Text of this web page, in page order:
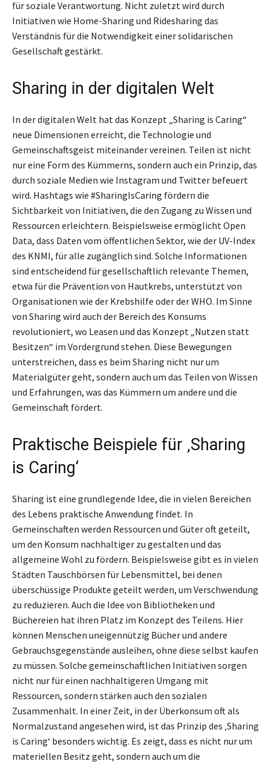
für soziale Verantwortung. Nicht zuletzt wird durch
Initiativen wie Home-Sharing und Ridesharing das
Verständnis für die Notwendigkeit einer solidarischen
Gesellschaft gestärkt.
Sharing in der digitalen Welt
In der digitalen Welt hat das Konzept „Sharing is Caring“
neue Dimensionen erreicht, die Technologie und
Gemeinschaftsgeist miteinander vereinen. Teilen ist nicht
nur eine Form des Kümmerns, sondern auch ein Prinzip, das
durch soziale Medien wie Instagram und Twitter befeuert
wird. Hashtags wie #SharingIsCaring fördern die
Sichtbarkeit von Initiativen, die den Zugang zu Wissen und
Ressourcen erleichtern. Beispielsweise ermöglicht Open
Data, dass Daten vom öffentlichen Sektor, wie der UV-Index
des KNMI, für alle zugänglich sind. Solche Informationen
sind entscheidend für gesellschaftlich relevante Themen,
etwa für die Prävention von Hautkrebs, unterstützt von
Organisationen wie der Krebshilfe oder der WHO. Im Sinne
von Sharing wird auch der Bereich des Konsums
revolutioniert, wo Leasen und das Konzept „Nutzen statt
Besitzen“ im Vordergrund stehen. Diese Bewegungen
unterstreichen, dass es beim Sharing nicht nur um
Materialgüter geht, sondern auch um das Teilen von Wissen
und Erfahrungen, was das Kümmern um andere und die
Gemeinschaft fördert.
Praktische Beispiele für ‚Sharing
is Caring‘
Sharing ist eine grundlegende Idee, die in vielen Bereichen
des Lebens praktische Anwendung findet. In
Gemeinschaften werden Ressourcen und Güter oft geteilt,
um den Konsum nachhaltiger zu gestalten und das
allgemeine Wohl zu fördern. Beispielsweise gibt es in vielen
Städten Tauschbörsen für Lebensmittel, bei denen
überschüssige Produkte geteilt werden, um Verschwendung
zu reduzieren. Auch die Idee von Bibliotheken und
Büchereien hat ihren Platz im Konzept des Teilens. Hier
können Menschen uneigennützig Bücher und andere
Gebrauchsgegenstände ausleihen, ohne diese selbst kaufen
zu müssen. Solche gemeinschaftlichen Initiativen sorgen
nicht nur für einen nachhaltigeren Umgang mit
Ressourcen, sondern stärken auch den sozialen
Zusammenhalt. In einer Zeit, in der Überkonsum oft als
Normalzustand angesehen wird, ist das Prinzip des ‚Sharing
is Caring‘ besonders wichtig. Es zeigt, dass es nicht nur um
materiellen Besitz geht, sondern auch um die